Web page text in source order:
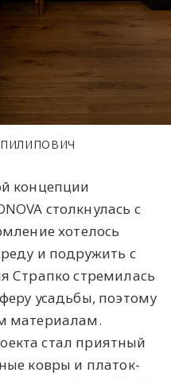
концепции
столкнулась с
хотелось
и подружить с
Страпко стремилась
усадьбы, поэтому
материалам.
стал приятный
ковры и платок-